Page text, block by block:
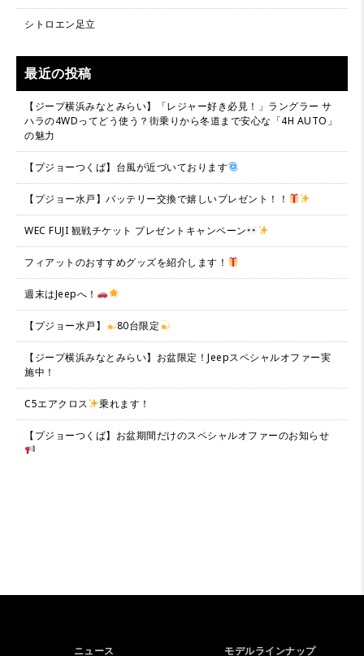
シトロエン足立
最近の投稿
【ジープ横浜みなとみらい】「レジャー好き必見！」ラングラー サ
ハラの4WDってどう使う？街乗りから冬道まで安心な「4H AUTO」
の魅力
【プジョーつくば】台風が近づいております
【プジョー水戸】バッテリー交換で嬉しいプレゼント！！
WEC FUJI 観戦チケット プレゼントキャンペーン
フィアットのおすすめグッズを紹介します！
週末はJeepへ！
【プジョー水戸】 80台限定
【ジープ横浜みなとみらい】お盆限定！Jeepスペシャルオファー実
施中！
C5エアクロス 乗れます！
【プジョーつくば】お盆期間だけのスペシャルオファーのお知らせ
ニュース モデルラインナップ